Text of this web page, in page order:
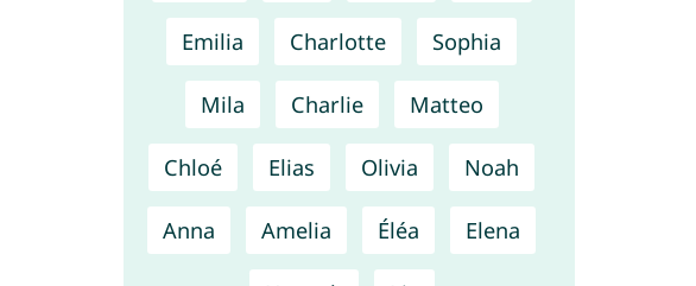
Emilia Charlotte Sophia
Mila Charlie Matteo
Chloé Elias Olivia Noah
Anna Amelia Éléa Elena